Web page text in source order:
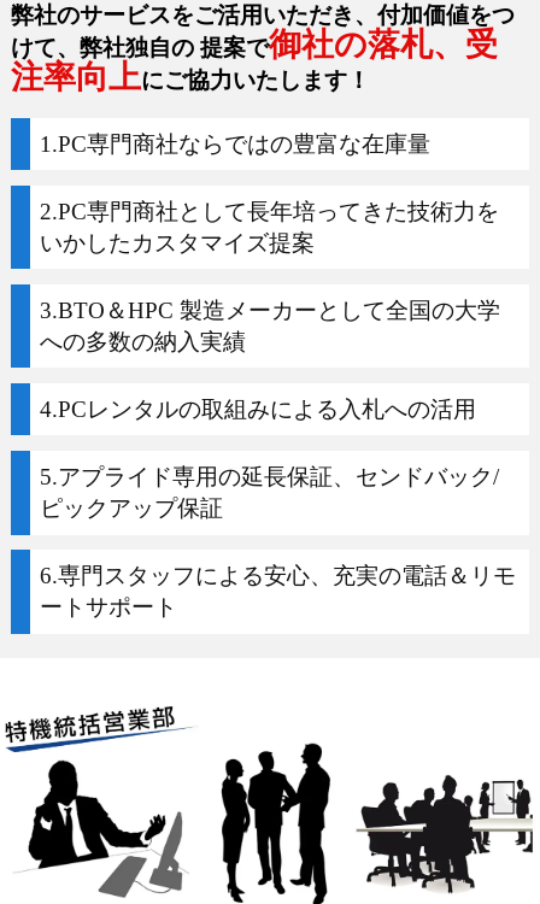
弊社のサービスをご活用いただき、付加価値をつ
けて、弊社独自の提案で御社の落札、受
注率向上にご協力いたします！
1.PC専門商社ならではの豊富な在庫量
2.PC専門商社として長年培ってきた技術力を
いかしたカスタマイズ提案
3.BTO＆HPC 製造メーカーとして全国の大学
への多数の納入実績
4.PCレンタルの取組みによる入札への活用
5.アプライド専用の延長保証、センドバック/
ピックアップ保証
6.専門スタッフによる安心、充実の電話＆リモ
ートサポート